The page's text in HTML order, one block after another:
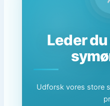
Leder
Udforsk vores store